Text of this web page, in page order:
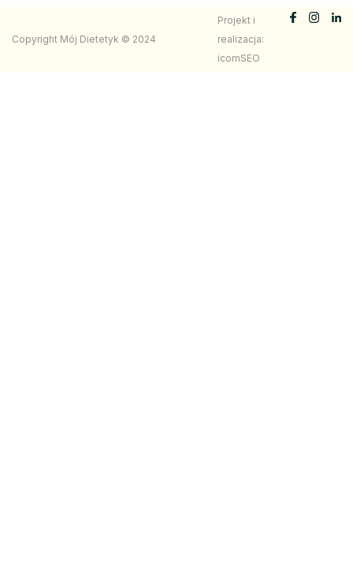
Copyright Mój Dietetyk © 2024
Projekt i
realizacja:
icomSEO